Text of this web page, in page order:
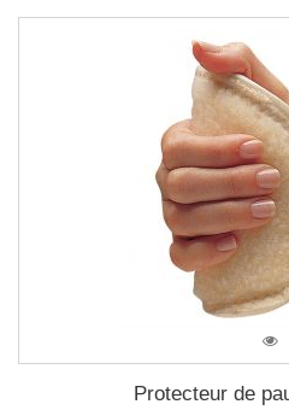
Protecteur de